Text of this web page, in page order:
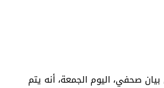
صحفي، اليوم الجمعة، أنه يتم